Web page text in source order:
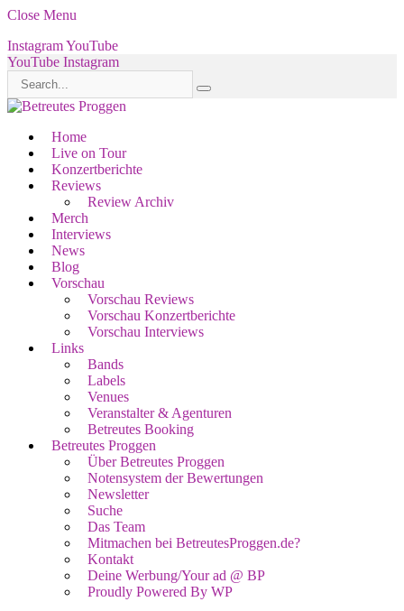
Close Menu
InstagramYouTube
YouTube Instagram
Home
Live on Tour
Konzertberichte
Reviews
Review Archiv
Merch
Interviews
News
Blog
Vorschau
Vorschau Reviews
Vorschau Konzertberichte
Vorschau Interviews
Links
Bands
Labels
Venues
Veranstalter & Agenturen
Betreutes Booking
Betreutes Proggen
Über Betreutes Proggen
Notensystem der Bewertungen
Newsletter
Suche
Das Team
Mitmachen bei BetreutesProggen.de?
Kontakt
Deine Werbung/Your ad @ BP
Proudly Powered By WP